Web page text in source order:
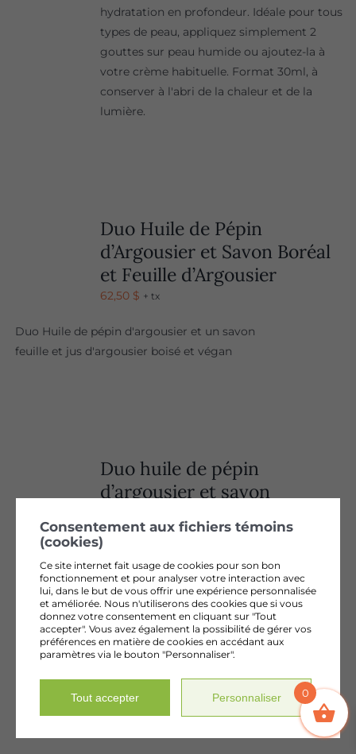
hydratation en profondeur. Idéale pour tous
types de peau, appliquez simplement 2
gouttes sur peau humide ou ajoutez-la à
votre crème habituelle. Format 30ml, à
conserver à l'abri de la chaleur et de la
lumière.
Duo Huile de Pépin
d’Argousier et Savon Boréal
et Feuille d’Argousier
62,50 $ + tx
Duo Huile de pépin d'argousier et un savon
feuille et jus d'argousier boisé et végan
Duo huile de pépin
d’argousier et savon
argousier, Miel et Karité
62,50$
D’ARGOUSIER 750 ML
Consentement aux fichiers témoins
(cookies)
Ce site internet fait usage de cookies pour son bon
fonctionnement et pour analyser votre interaction avec
lui, dans le but de vous offrir une expérience personnalisée
et améliorée. Nous n'utiliserons des cookies que si vous
donnez votre consentement en cliquant sur "Tout
accepter". Vous avez également la possibilité de gérer vos
préférences en matière de cookies en accédant aux
paramètres via le bouton "Personnaliser".
Tout accepter Personnaliser 0